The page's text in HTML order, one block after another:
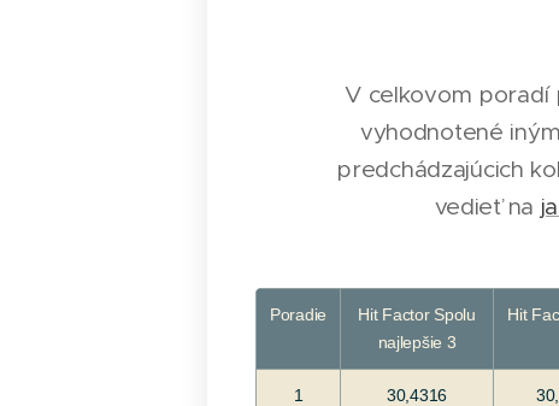
V celkovom poradí
vyhodnotené
predchádzajúcich
vedieť na
Poradie
Hit Factor Spolu
najlepšie 3
Hit
1 30,4316